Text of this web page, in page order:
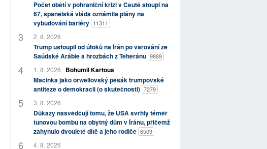
Počet obětí v pohraniční krizi v Ceutě stoupl na
67, španělská vláda oznámila plány na
vybudování bariéry 11311
2. 8. 2026
Trump ustoupil od útoků na Írán po varování ze
Saúdské Arábie a hrozbách z Teheránu 9889
1. 8. 2026
Bohumil Kartous
Macinka jako orwellovský pěšák trumpovské
antiteze o demokracii (o skutečnosti) 7279
3. 8. 2026
Důkazy nasvědčují tomu, že USA svrhly téměř
tunovou bombu na obytný dům v Íránu, přičemž
zahynulo dvouleté dítě a jeho rodiče 6509
4. 8. 2026